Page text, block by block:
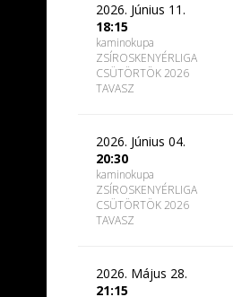
2026. Június 11.
18:15
kaminokupa
ZSÍROSKENYÉRLIGA
CSÜTÖRTÖK 2026
TAVASZ
2026. Június 04.
20:30
kaminokupa
ZSÍROSKENYÉRLIGA
CSÜTÖRTÖK 2026
TAVASZ
2026. Május 28.
21:15